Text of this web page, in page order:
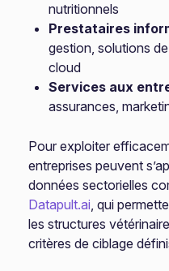
nutritionnels
Prestataires
gestion, solutions
cloud
Services aux
assurances,
Pour exploiter
entreprises peuvent
données sectorielles
Datapult.ai, qui
les structures
critères de ciblage